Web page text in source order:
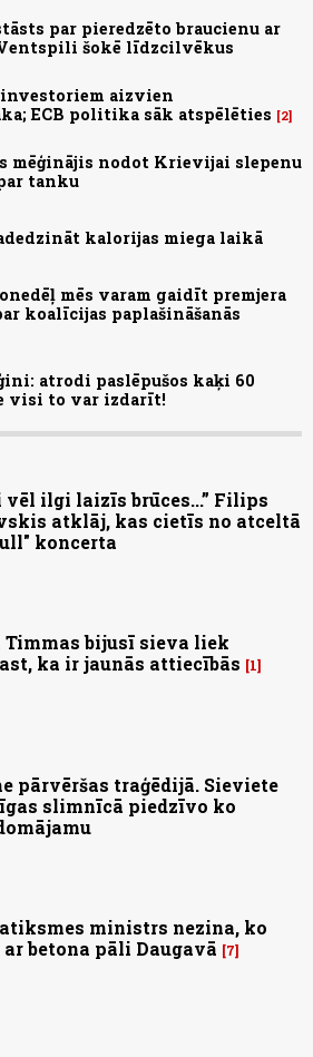
par pieredzēto braucienu ar
Ventspili šokē līdzcilvēkus
aizvien
ECB politika sāk atspēlēties
2
mēģinājis nodot Krievijai slepenu
tanku
kalorijas miega laikā
mēs varam gaidīt premjera
koalīcijas paplašināšanās
atrodi paslēpušos kaķi 60
visi to var izdarīt!
vēl ilgi laizīs brūces...” Filips
atklāj, kas cietīs no atceltā
koncerta
Timmas bijusī sieva liek
ka ir jaunās attiecībās
1
pārvēršas traģēdijā. Sieviete
slimnīcā piedzīvo ko
ministrs nezina, ko
betona pāli Daugavā
7